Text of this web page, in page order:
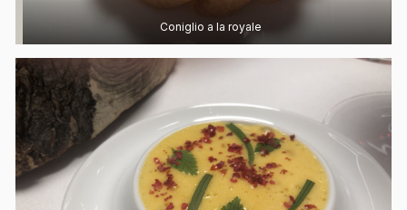
Coniglio a la royale